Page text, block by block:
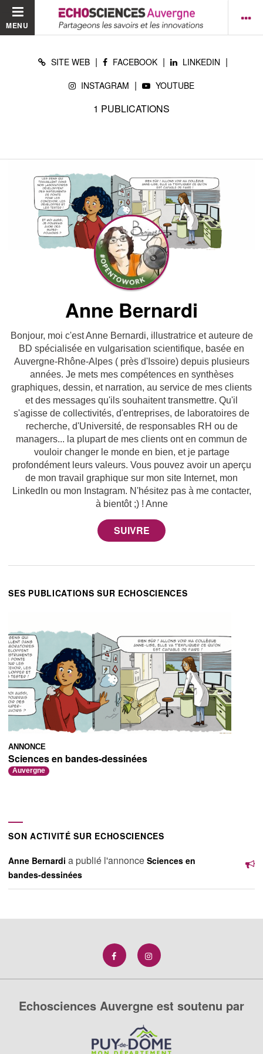
MENU
SITE WEB | FACEBOOK | LINKEDIN |
INSTAGRAM | YOUTUBE
1 PUBLICATIONS
Anne Bernardi
Bonjour, moi c'est Anne Bernardi, illustratrice et auteure de
BD spécialisée en vulgarisation scientifique, basée en
Auvergne-Rhône-Alpes ( près d'Issoire) depuis plusieurs
années. Je mets mes compétences en synthèses
graphiques, dessin, et narration, au service de mes clients
et des messages qu'ils souhaitent transmettre. Qu'il
s'agisse de collectivités, d'entreprises, de laboratoires de
recherche, d'Université, de responsables RH ou de
managers... la plupart de mes clients ont en commun de
vouloir changer le monde en bien, et je partage
profondément leurs valeurs. Vous pouvez avoir un aperçu
de mon travail graphique sur mon site Internet, mon
LinkedIn ou mon Instagram. N'hésitez pas à me contacter,
à bientôt ;) ! Anne
SES PUBLICATIONS SUR ECHOSCIENCES
ANNONCE
Sciences en bandes-dessinées
Auvergne
SON ACTIVITÉ SUR ECHOSCIENCES
Anne Bernardi a publié l'annonceSciences en
bandes-dessinées
Echosciences Auvergne est soutenu par